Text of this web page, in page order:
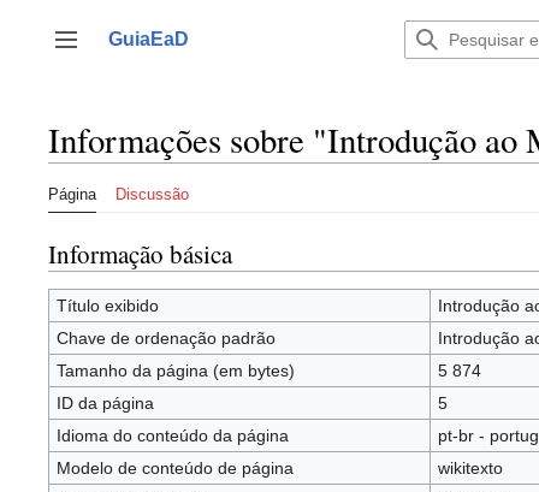
para
Alternar barra lateral
GuiaEaD
Informações sobre "Introdução ao
Página Discussão
Informação básica
Título exibido
Introdução
Chave de ordenação padrão
Introdução
Tamanho da página (em bytes)
5 874
ID da página
5
Idioma do conteúdo da página
pt-br -
Modelo de conteúdo de página
wikitexto